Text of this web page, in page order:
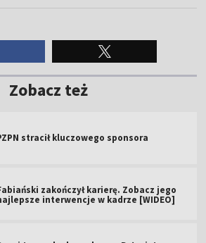
Zobacz też
stracił kluczowego sponsora
zakończył karierę. Zobacz jego
interwencje w kadrze [WIDEO]